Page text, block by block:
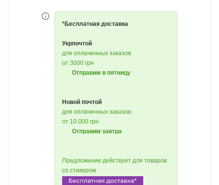
*Бесплатная доставка
Укрпочтой
для оплаченных заказов
от 3000 грн
Отправим в пятницу
Новой почтой
для оплаченных заказов
от 10 000 грн
Отправим завтра
Предложение действует для товаров
со стикером